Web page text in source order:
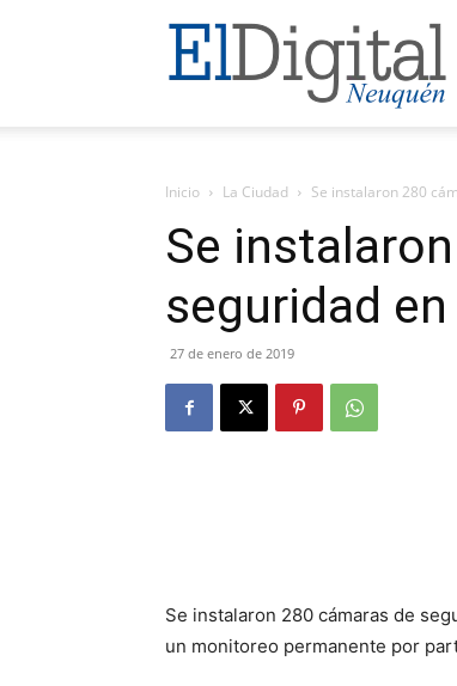
El
Digital
Neuquen
Inicio La Ciudad Se instalaron 280
Se
seguridad
27 de enero de 2019
Se instalaron 280 cámaras de
un monitoreo permanente por